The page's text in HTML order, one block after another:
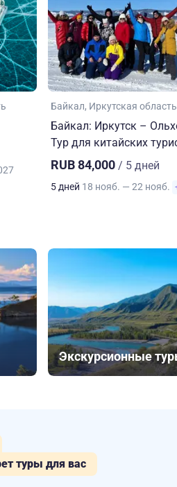
Байкал Иркутская область
Байкал: Иркутск –
Тур для китайских
RUB 84,000 / 5 дней
5 дней 18 нояб. — 22 нояб.
Экскурсионные
туры для вас